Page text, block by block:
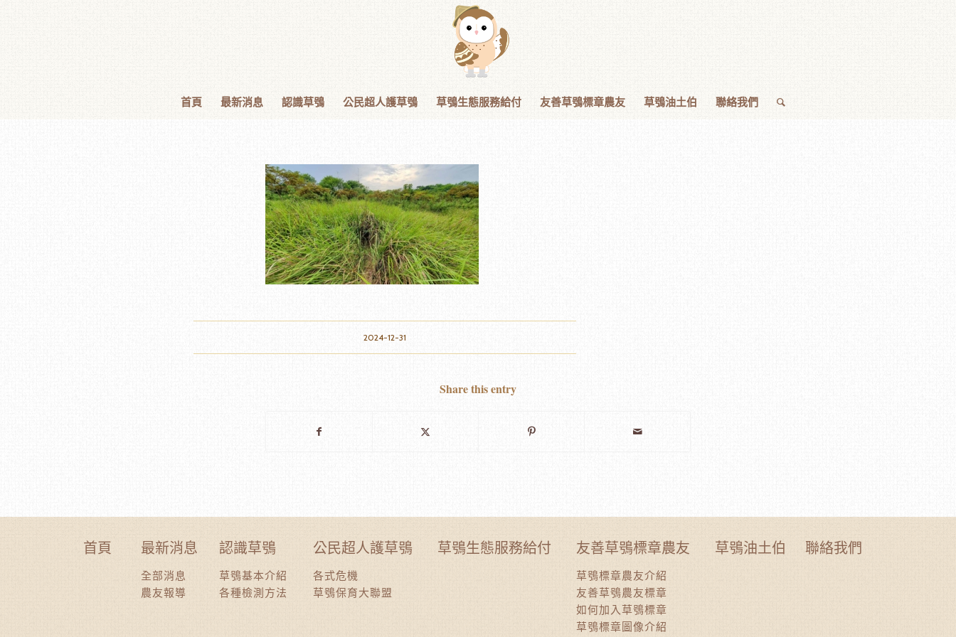
首頁 最新消息 認識草鴞 公民超人護草鴞 草鴞生態服務給付 友善草鴞標章農友 草鴞油土伯 聯絡我們
2024-12-31
Share this entry
首頁 最新消息
全部消息
農友報導
認識草鴞
草鴞基本介紹
各種檢測方法
公民超人護草鴞
各式危機
草鴞保育大聯盟
草鴞生態服務給付 友善草鴞標章農友
草鴞標章農友介紹
友善草鴞農友標章
如何加入草鴞標章
草鴞標章圖像介紹
草鴞油土伯 聯絡我們